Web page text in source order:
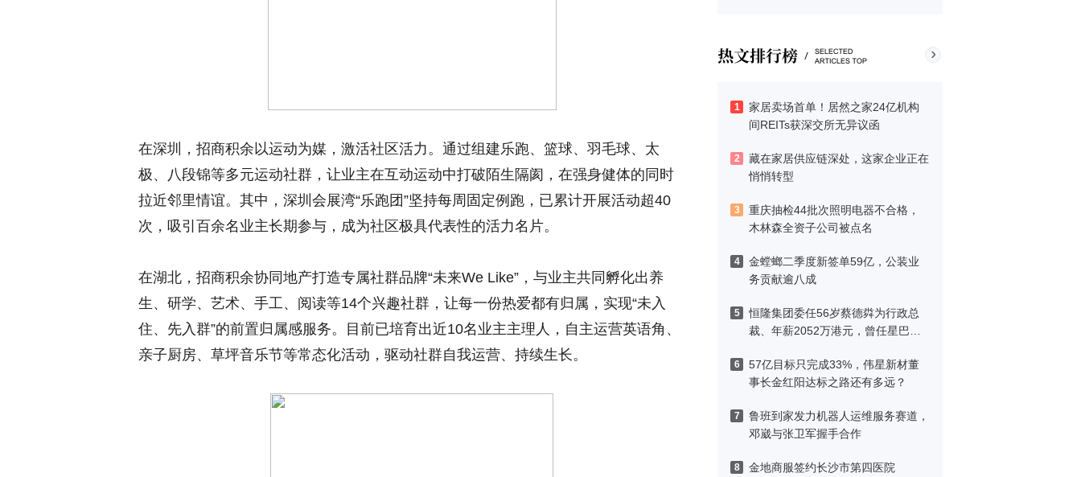
1
家居卖场首单！居然之家24亿机构
间REITs获深交所无异议函
2
藏在家居供应链深处，这家企业正在
悄悄转型
3
重庆抽检44批次照明电器不合格，
木林森全资子公司被点名
4
金螳螂二季度新签单59亿，公装业
务贡献逾八成
5
恒隆集团委任56岁蔡德粦为行政总
裁、年薪2052万港元，曾任星巴克
6
57亿目标只完成33%，伟星新材董
事长金红阳达标之路还有多远？
7
鲁班到家发力机器人运维服务赛道，
邓崴与张卫军握手合作
8 金地商服签约长沙市第四医院
在深圳，招商积余以运动为媒，激活社区活力。通过组建乐跑、篮球、羽毛球、太
极、八段锦等多元运动社群，让业主在互动运动中打破陌生隔阂，在强身健体的同时
拉近邻里情谊。其中，深圳会展湾“乐跑团”坚持每周固定例跑，已累计开展活动超40
次，吸引百余名业主长期参与，成为社区极具代表性的活力名片。
在湖北，招商积余协同地产打造专属社群品牌“未来We Like”，与业主共同孵化出养
生、研学、艺术、手工、阅读等14个兴趣社群，让每一份热爱都有归属，实现“未入
住、先入群”的前置归属感服务。目前已培育出近10名业主主理人，自主运营英语角、
亲子厨房、草坪音乐节等常态化活动，驱动社群自我运营、持续生长。